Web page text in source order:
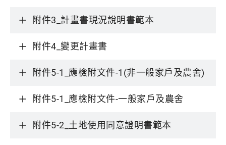
附件3_計畫書現況說明書範本
附件4_變更計畫書
附件5-1_應檢附文件-1(非一般家戶及農舍)
附件5-1_應檢附文件-一般家戶及農舍
附件5-2_土地使用同意證明書範本